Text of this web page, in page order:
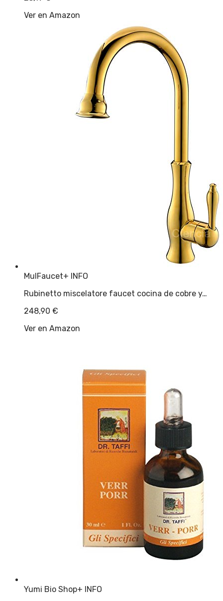
Ver en Amazon
MulFaucet+ INFO
Rubinetto miscelatore faucet cocina de cobre y…
248,90 €
Ver en Amazon
Yumi Bio Shop+ INFO